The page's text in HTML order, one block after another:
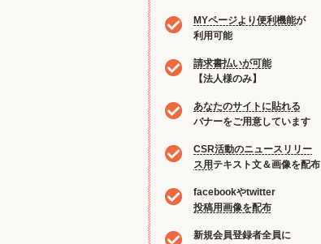
MYページより便利機能が
利用可能
請求書払いが可能
【法人様のみ】
あなたのサイトに貼れる
バナーをご用意しています
CSR活動のニュースリリー
ス用テキスト文＆画像を配布
facebookやtwitter
投稿用画像を配布
新規会員登録者全員に